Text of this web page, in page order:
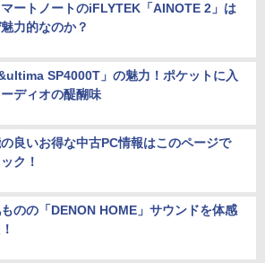
ートノートのiFLYTEK「AINOTE 2」は
力的なのか？
SP4000T」の魅力！ポケットに入
ディオの醍醐味
良いお得な中古PC情報はこのページで
ク！
のの「DENON HOME」サウンドを体感